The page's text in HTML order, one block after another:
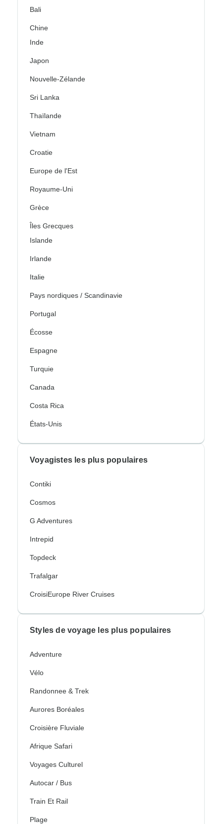
Bali
Chine
Inde
Japon
Nouvelle-Zélande
Sri Lanka
Thaïlande
Vietnam
Croatie
Europe de l'Est
Royaume-Uni
Grèce
Îles Grecques
Islande
Irlande
Italie
Pays nordiques / Scandinavie
Portugal
Écosse
Espagne
Turquie
Canada
Costa Rica
États-Unis
Voyagistes les plus populaires
Contiki
Cosmos
G Adventures
Intrepid
Topdeck
Trafalgar
CroisiEurope River Cruises
Styles de voyage les plus populaires
Adventure
Vélo
Randonnee & Trek
Aurores Boréales
Croisière Fluviale
Afrique Safari
Voyages Culturel
Autocar / Bus
Train Et Rail
Plage